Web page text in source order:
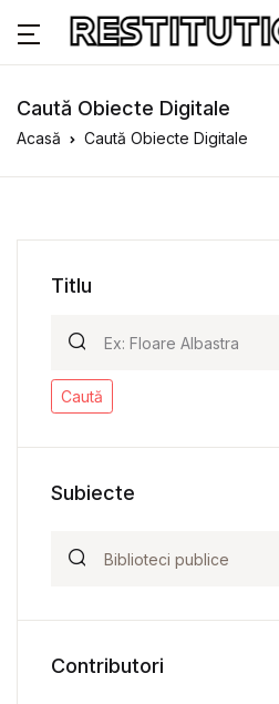
Caută Obiecte Digitale
Acasă Caută Obiecte Digitale
Titlu
Caută
Subiecte
Contributori